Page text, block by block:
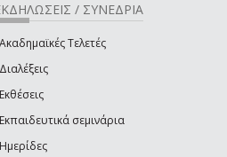
/ ΣΥΝΕΔΡΙΑ
Ακαδημαϊκές Τελετές
Διαλέξεις
Εκθέσεις
Εκπαιδευτικά σεμινάρια
Ημερίδες